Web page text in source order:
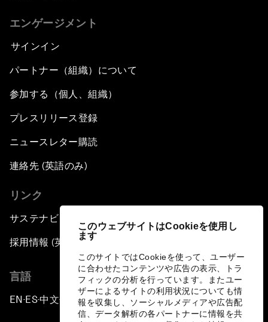
このウェブサイトはCookieを使用し
ます
このサイトではCookieを使って、ユーザー
に合わせたコンテンツや広告の表示、トラ
フィックの分析を行っています。またユー
ザーによるサイトの利用状況についても情
報を収集し、ソーシャルメディアや広告配
信、データ解析の各パートナーに情報を共
エンゲージメント
サインイン
パートナー（組織）について
参加する（個人、組織）
プレスリリース登録
ニュースレター購読
連絡先 (英語のみ)
リンク
サステナビリティへの取り組み
採用情報 (英語のみ)
言語
EN ▪ES▪中文▪ 日本語